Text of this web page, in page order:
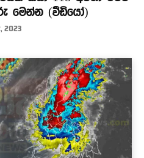
මෙන්න (වීඩියෝ)
2023